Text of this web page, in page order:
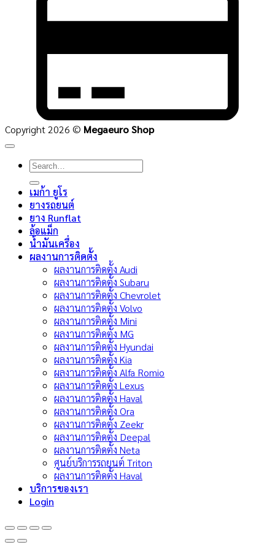
Copyright 2026 © Megaeuro Shop
Search
เมก้า ยูโร
ยางรถยนต์
ยาง Runflat
ล้อแม็ก
น้ำมันเครื่อง
ผลงานการติดตั้ง
ผลงานการติดตั้ง Audi
ผลงานการติดตั้ง Subaru
ผลงานการติดตั้ง Chevrolet
ผลงานการติดตั้ง Volvo
ผลงานการติดตั้ง Mini
ผลงานการติดตั้ง MG
ผลงานการติดตั้ง Hyundai
ผลงานการติดตั้ง Kia
ผลงานการติดตั้ง Alfa Romio
ผลงานการติดตั้ง Lexus
ผลงานการติดตั้ง Haval
ผลงานการติดตั้ง Ora
ผลงานการติดตั้ง Zeekr
ผลงานการติดตั้ง Deepal
ผลงานการติดตั้ง Neta
ศูนย์บริการรถยนต์ Triton
ผลงานการติดตั้ง Haval
บริการของเรา
Login